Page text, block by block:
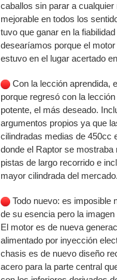
caballos sin parar a
mejorable en todos los
tuvo que ganar en la
desearíamos porque el
estuvo en el lugar acertado
Con la lección aprendida,
porque regresó con la
potente, el más deseado.
argumentos propios ya que
cilindradas medias de 450cc
donde el Raptor se
pistas de largo recorrido e
mayor cilindrada del mercado.
Todo nuevo: es imposible
de su esencia pero la
El motor es de nueva
alimentado por inyección
chasis es de nuevo diseño
acero para la parte central